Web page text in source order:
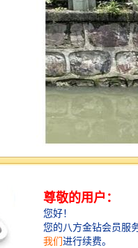
垃圾的效率非常低，
人身也没有保证，有